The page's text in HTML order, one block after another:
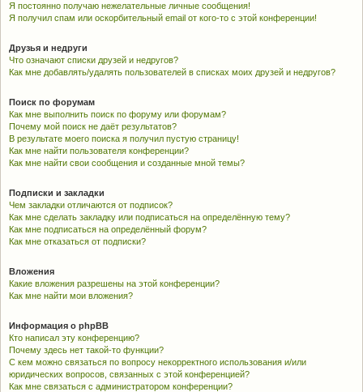
Я постоянно получаю нежелательные личные сообщения!
Я получил спам или оскорбительный email от кого-то с этой конференции!
Друзья и недруги
Что означают списки друзей и недругов?
Как мне добавлять/удалять пользователей в списках моих друзей и недругов?
Поиск по форумам
Как мне выполнить поиск по форуму или форумам?
Почему мой поиск не даёт результатов?
В результате моего поиска я получил пустую страницу!
Как мне найти пользователя конференции?
Как мне найти свои сообщения и созданные мной темы?
Подписки и закладки
Чем закладки отличаются от подписок?
Как мне сделать закладку или подписаться на определённую тему?
Как мне подписаться на определённый форум?
Как мне отказаться от подписки?
Вложения
Какие вложения разрешены на этой конференции?
Как мне найти мои вложения?
Информация о phpBB
Кто написал эту конференцию?
Почему здесь нет такой-то функции?
С кем можно связаться по вопросу некорректного использования и/или
юридических вопросов, связанных с этой конференцией?
Как мне связаться с администратором конференции?